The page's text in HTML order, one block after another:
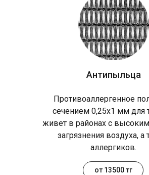
Антипыльца
Противоаллергенное
сечением 0,25х1 мм для
живет в районах с
загрязнения воздуха, а
аллергиков.
от 13500 тг